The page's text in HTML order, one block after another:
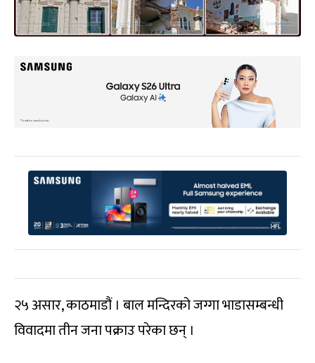
२५ असार, काठमाडौं । बाल मन्दिरको जग्गा भाडासम्बन्धी
विवादमा तीन जना पक्राउ परेका छन् ।